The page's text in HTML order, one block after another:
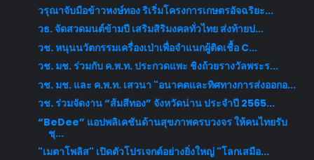
วรุณาจับมือข้าวหงษ์ทอง ริเริ่มโครงการเกษตรอัจฉริยะ...
วธ. จัดสวดมนต์ข้ามปี เสริมสิริมงคลทั่วไทย ส่งท้ายป...
วช. หนุนนวัตกรรมเครื่องเป่าเพื่อจำแนกผู้ติดเชื้อ C...
วช. มช. ร่วมกับ ค.พ.ท. ประกวดแพะ ชิงถ้วยรางวัลพระร...
วช. มช. และ ค.พ.ท. เสวนา "อนาคตและทิศทางการส่งออกอ...
วช. ร่วมจัดงาน “ส้มสีทอง” จังหวัดน่าน ประจำปี 2565...
“BeDee” แอปพลิเคชันด้านสุขภาพครบวงจร ให้คนไทยรับ
ชุ...
"เมตาโพลิส" เปิดตัวโปรเจกต์อย่างยิ่งใหญ่ "โลกเสมือ...